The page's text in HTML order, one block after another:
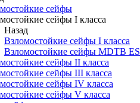
сейфы
сейфы I класса
Назад
Взломостойкие сейфы I класса
Взломостойкие сейфы MDTB ES
сейфы II класса
сейфы III класса
сейфы IV класса
сейфы V класса